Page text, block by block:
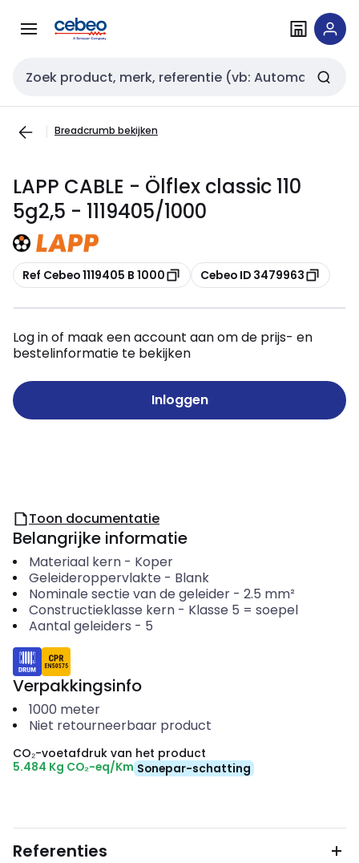
naar
naar
Zoekveld invoer
Breadcrumb bekijken
LAPP CABLE - Ölflex classic 110
5g2,5 - 1119405/1000
Kopiëren
Ref Cebeo 1119405 B 1000 Kopiëren
Cebeo ID 3479963
Log in of maak een account aan om de prijs- en
bestelinformatie te bekijken
Inloggen
Toon documentatie
Belangrijke informatie
Materiaal kern- Koper
Geleideroppervlakte - Blank
Nominale sectie van de geleider- 2.5 mm²
Constructieklasse kern- Klasse 5 = soepel
Aantal geleiders - 5
Verpakkingsinfo
1000 meter
Niet retourneerbaar product
CO₂-voetafdruk van het product
5.484 Kg CO₂-eq/Km Sonepar-schatting
Referenties